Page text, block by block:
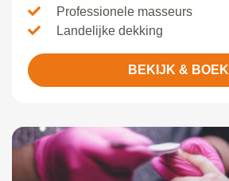
Professionele masseurs
Landelijke dekking
BEKIJK & BOEK